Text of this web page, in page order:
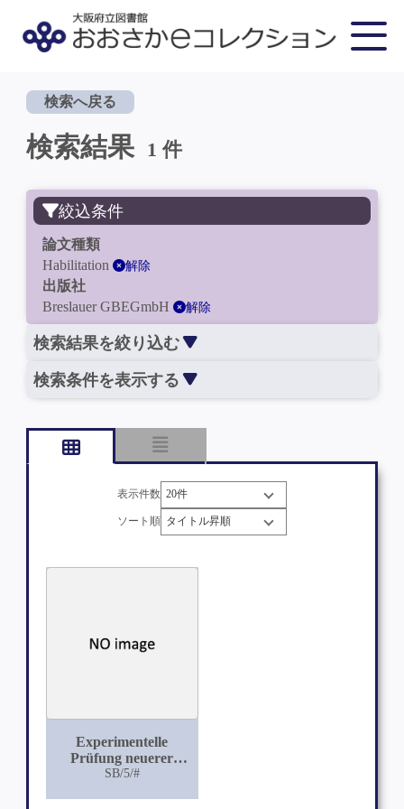
検索へ戻る
検索結果 1 件
絞込条件
論文種類
Habilitation
解除
出版社
Breslauer GBEGmbH
解除
検索結果を絞り込む
検索条件を表示する
表示件数
ソート順
Experimentelle
Prüfung neuerer
Antiseptika mit
SB/5/#